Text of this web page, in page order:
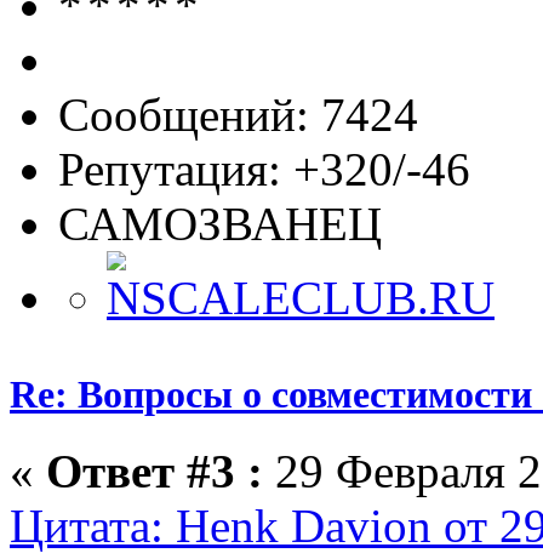
Сообщений: 7424
Репутация: +320/-46
САМОЗВАНЕЦ
Re: Вопросы о
« Ответ #3 : 29 Февраля
Цитата: Henk Davion от